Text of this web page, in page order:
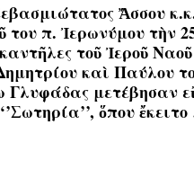
Ἄσσου κ.κ.
του π. Ἰερωνύμου τὴν
τοῦ Ἰεροῦ
καὶ Παύλου
μετέβησαν
ὅπου